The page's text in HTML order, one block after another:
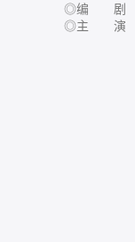
◎编 剧
◎主 演
Greg
Juliana
Bret
Sadie
Tanner
India
Niko
Peter
Lorelei
Alisha
Paul